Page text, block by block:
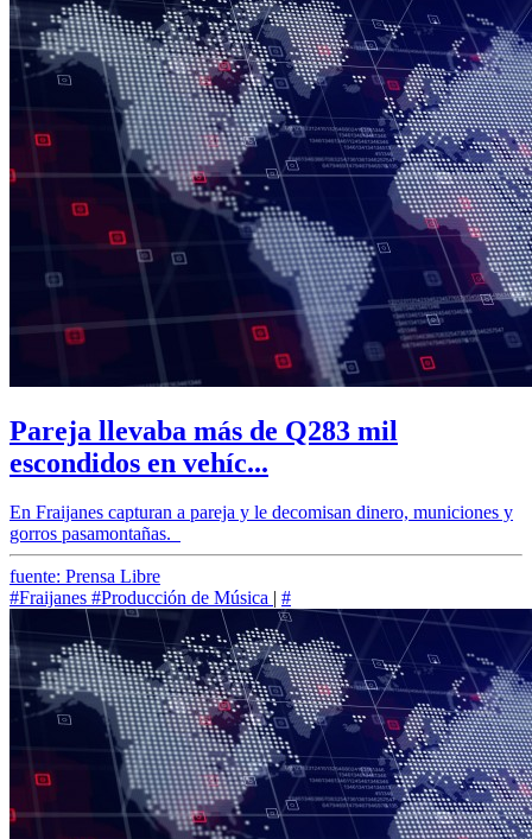
Pareja llevaba más de Q283 mil
escondidos en vehíc...
En Fraijanes capturan a pareja y le decomisan dinero, municiones y
gorros pasamontañas.
fuente: Prensa Libre
#Fraijanes #Producción de Música | #